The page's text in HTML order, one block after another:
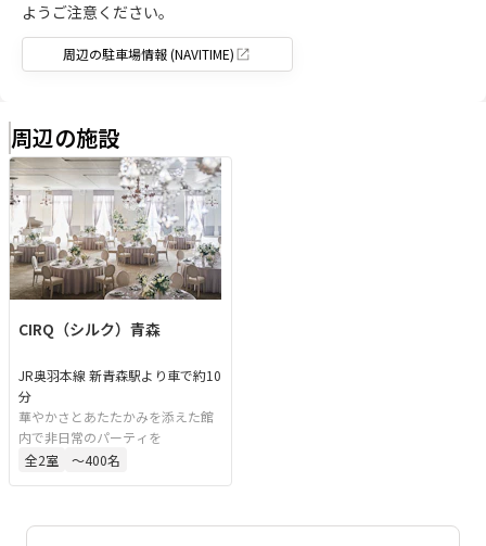
ようご注意ください。
周辺の駐車場情報 (NAVITIME)
周辺の施設
CIRQ（シルク）青森
JR奥羽本線 新青森駅より車で約10
分
華やかさとあたたかみを添えた館
内で非日常のパーティを
全2室 〜400名